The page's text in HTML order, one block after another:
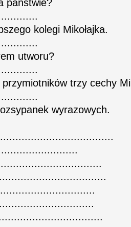
państwie?
kolegi Mikołajka.
utworu?
trzy cechy
wyrazowych.